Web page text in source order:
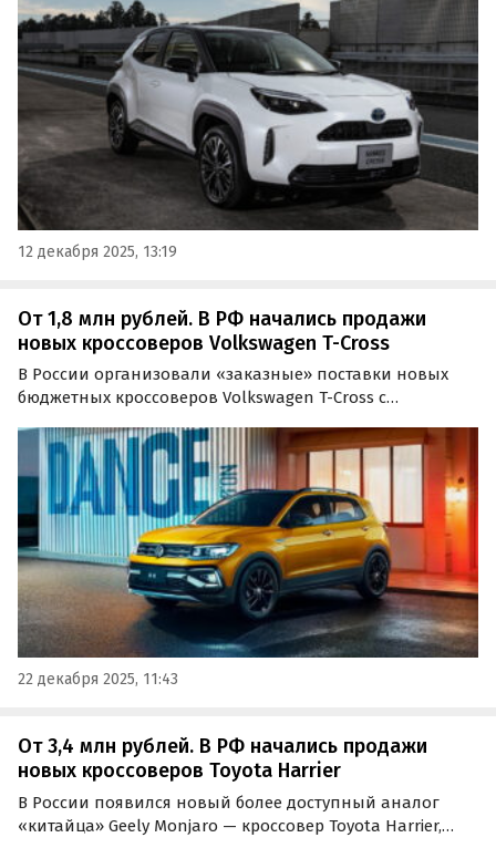
одном из сайтов бесплатных объявлений сейчас
начинаются от 1 650 000 рублей, сообщает портал…
12 декабря 2025, 13:19
От 1,8 млн рублей. В РФ начались продажи
новых кроссоверов Volkswagen T-Cross
В России организовали «заказные» поставки новых
бюджетных кроссоверов Volkswagen T-Cross с
предприятии SAIC-Volkswagen и стоят на классифайдах
от 1 800 000 рублей, сообщает портал «Автоновости
дня».
22 декабря 2025, 11:43
От 3,4 млн рублей. В РФ начались продажи
новых кроссоверов Toyota Harrier
В России появился новый более доступный аналог
«китайца» Geely Monjaro — кроссовер Toyota Harrier,